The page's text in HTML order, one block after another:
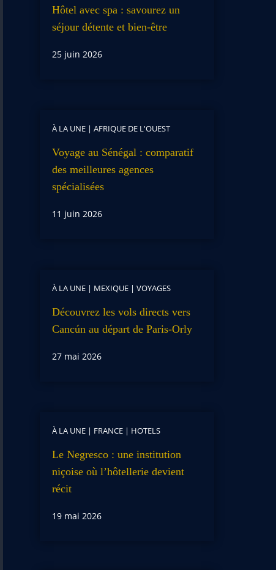
Hôtel avec spa : savourez un
séjour détente et bien-être
25 juin 2026
À LA UNE| AFRIQUE DE L'OUEST
Voyage au Sénégal : comparatif
des meilleures agences
spécialisées
11 juin 2026
À LA UNE| MEXIQUE| VOYAGES
Découvrez les vols directs vers
Cancún au départ de Paris-Orly
27 mai 2026
À LA UNE| FRANCE| HOTELS
Le Negresco : une institution
niçoise où l’hôtellerie devient
récit
19 mai 2026